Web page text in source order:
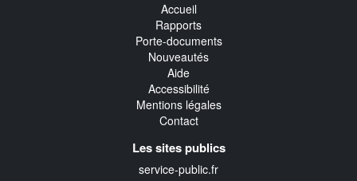
Accueil
Rapports
Porte-documents
Nouveautés
Aide
Accessibilité
Mentions légales
Contact
Les sites publics
service-public.fr